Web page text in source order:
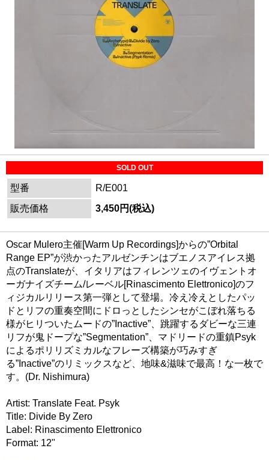
SOLD OUT
型番
R/E001
販売価格
3,450円(税込)
Oscar Mulero主催[Warm Up Recordings]からの”Orbital
Range EP”が渋かったアルゼンチンはブエノスアイレス拠
点のTranslateが、イタリアはフィレンツェのイヴェントオ
ーガナイズチーム/レーベル[Rinascimento Elettronico]のフ
ィジカルリリース第一弾として登場。冷え冷えとしたパッ
ドとリフの重奏空間にドロっとしたシンセがこぼれ落ちる
様がヒリついたムードの”Inactive”、跳躍するダビーな三連
リフが鬼ドープな”Segmentation”、マドリードの重鎮Psyk
によるポリリズミカルなフレーズ構築が巧みすぎ
る”Inactive”のリミックスなど、地味&滋味で最高！な一枚で
す。(Dr. Nishimura)
Artist: Translate Feat. Psyk
Title: Divide By Zero
Label: Rinascimento Elettronico
Format: 12"